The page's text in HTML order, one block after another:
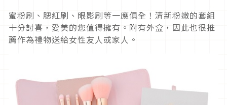
蜜粉刷、腮紅刷、眼影刷等一應俱全！清新粉嫩的套組
十分討喜，愛美的您值得擁有。附有外盒，因此也很推
薦作為禮物送給女性友人或家人。